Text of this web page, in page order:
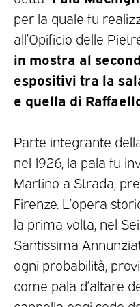
per la quale fu
all’Opificio delle
in mostra al
espositivi tra la
e quella di
Parte integrante
nel 1926, la pala fu
Martino a Strada,
Firenze. L’opera
la prima volta, nel
Santissima
ogni probabilità,
come pala d’altare